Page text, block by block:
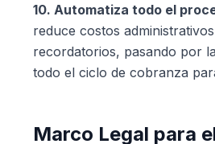
10. Automatiza todo el
reduce costos
recordatorios, pasando por
todo el ciclo de cobranza
Marco Legal para